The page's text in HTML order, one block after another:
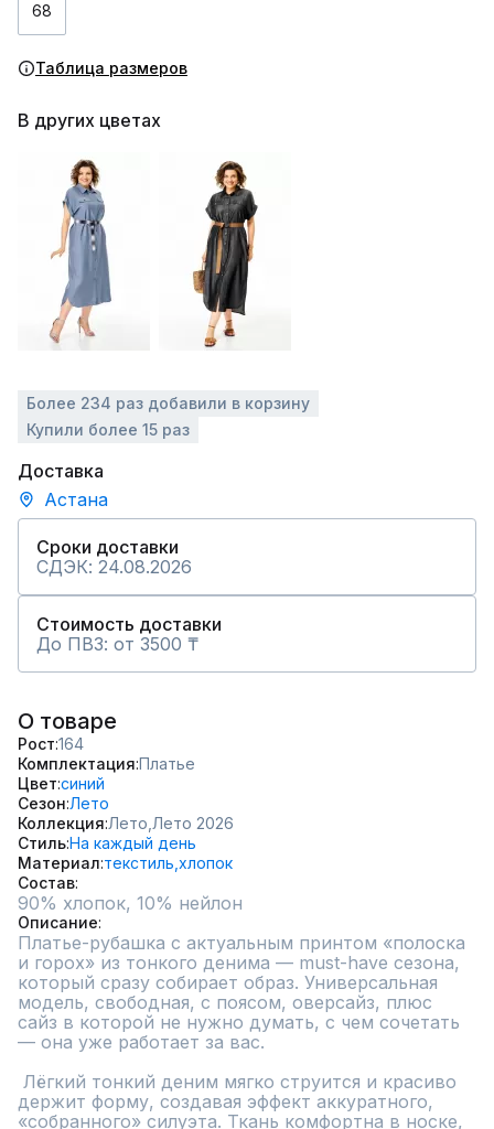
68
Таблица размеров
В других цветах
Более 234 раз добавили в корзину
Купили более 15 раз
Доставка
Астана
Сроки доставки
СДЭК: 24.08.2026
Стоимость доставки
До ПВЗ: от 3500 ₸
О товаре
Рост 164
Комплектация Платье
Цвет синий
Сезон Лето
Коллекция Лето, Лето 2026
СтильНа каждый день
Материал текстиль, хлопок
Состав
90% хлопок, 10% нейлон
Описание
Платье-рубашка с актуальным принтом «полоска
и горох» из тонкого денима — must-have сезона,
который сразу собирает образ. Универсальная
модель, свободная, с поясом, оверсайз, плюс
сайз в которой не нужно думать, с чем сочетать
— она уже работает за вас.
держит форму, создавая эффект аккуратного,
«собранного» силуэта. Ткань комфортна в носке,